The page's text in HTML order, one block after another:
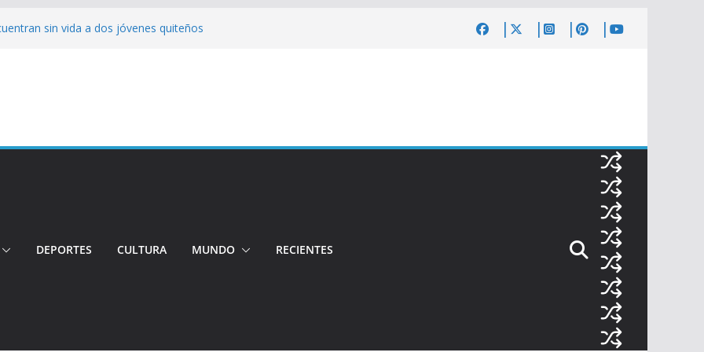
sin vida a dos jóvenes quiteños
irregulares fueron incinerados para
ecuatorianos
mayor murió atropellado en el sur
DEPORTES CULTURA MUNDO RECIENTES